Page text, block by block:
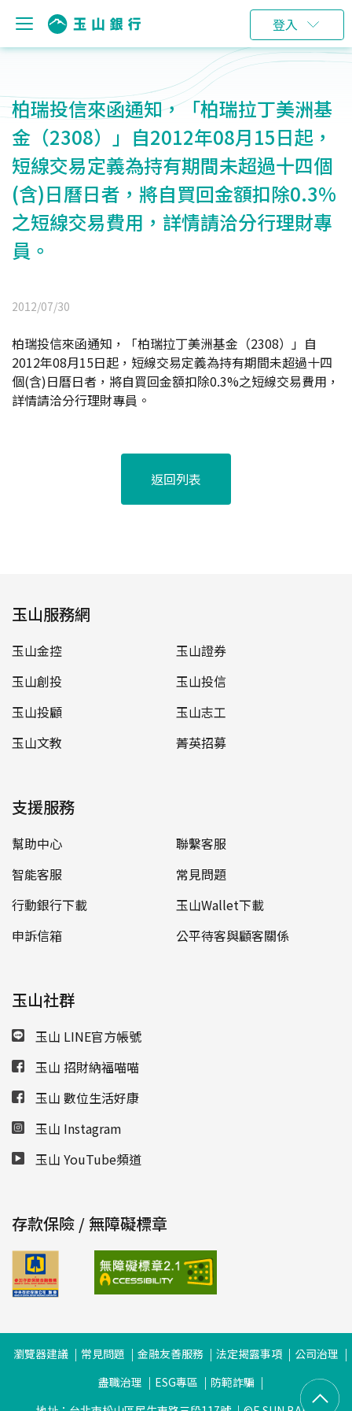
登入
柏瑞投信來函通知，「柏瑞拉丁美洲基
金（2308）」自2012年08月15日起，
短線交易定義為持有期間未超過十四個
(含)日曆日者，將自買回金額扣除0.3%
之短線交易費用，詳情請洽分行理財專
員。
2012/07/30
柏瑞投信來函通知，「柏瑞拉丁美洲基金（2308）」自
2012年08月15日起，短線交易定義為持有期間未超過十四
個(含)日曆日者，將自買回金額扣除0.3%之短線交易費用，
詳情請洽分行理財專員。
返回列表
玉山服務網
玉山金控
玉山證券
玉山創投
玉山投信
玉山投顧
玉山志工
玉山文教
菁英招募
支援服務
幫助中心
聯繫客服
智能客服
常見問題
行動銀行下載
玉山Wallet下載
申訴信箱
公平待客與顧客關係
玉山社群
玉山 LINE官方帳號
玉山 招財納福喵喵
玉山 數位生活好康
玉山 Instagram
玉山 YouTube頻道
存款保險 / 無障礙標章
瀏覽器建議 常見問題 金融友善服務 法定揭露事項
公司治理
盡職治理
ESG專區
防範詐騙